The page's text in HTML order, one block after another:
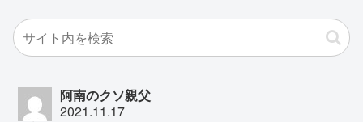
阿南のクソ親父
2021.11.17